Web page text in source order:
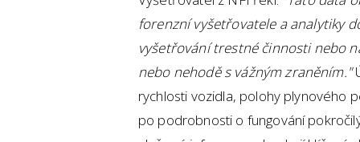
forenzní vyšetřovatele a analytiky
vyšetřování trestné činnosti nebo
nebo nehodě s vážným zraněním."
rychlosti vozidla, polohy plynového
po podrobnosti o fungování